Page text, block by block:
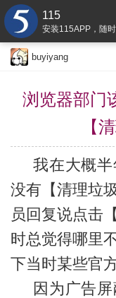
115
安装115APP，随
buyiyang
浏览器部门
【
我在大概
没有【清理垃
员回复说点击
时总觉得哪里
下当时某些官
因为广告